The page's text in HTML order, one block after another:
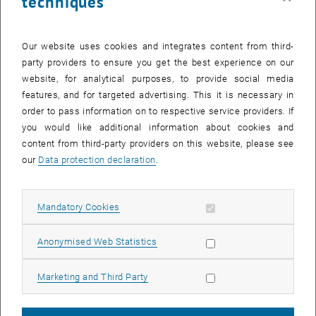
Bereich der Technologie und Digitalisierung, hat einen
Our website uses cookies and integrates content from third-
party providers to ensure you get the best experience on our
website, for analytical purposes, to provide social media
features, and for targeted advertising. This it is necessary in
order to pass information on to respective service providers. If
you would like additional information about cookies and
content from third-party providers on this website, please see
our Data protection declaration.
Mandatory Cookies Allow mandatory cookies
Anonymised Web Statistics Allow statistic cookies
Marketing and Third Party Allow marketing cookies